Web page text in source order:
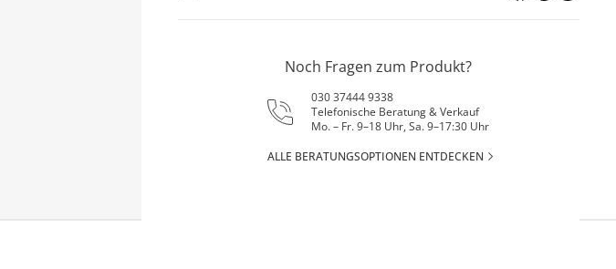
Noch Fragen zum Produkt?
030 37444 9338
Telefonische Beratung & Verkauf
Mo. – Fr. 9–18 Uhr, Sa. 9–17:30 Uhr
ALLE BERATUNGSOPTIONEN ENTDECKEN